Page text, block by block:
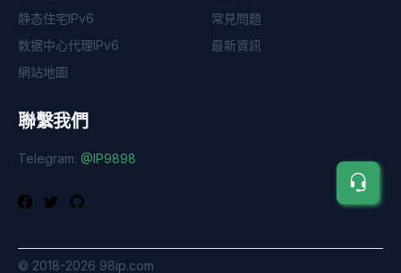
静态住宅IPv6
数据中心代理IPv6
網站地圖
常見問題
最新資訊
聯繫我們
Telegram: @IP9898
© 2018-2026 98ip.com